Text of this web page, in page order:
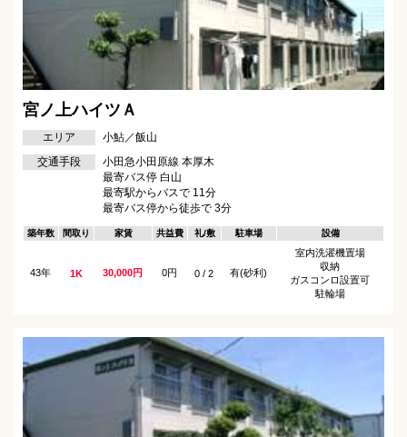
宮ノ上ハイツＡ
エリア
小鮎／飯山
交通手段
小田急小田原線 本厚木
最寄バス停 白山
最寄駅からバスで 11分
最寄バス停から徒歩で 3分
築年数 間取り 家賃 共益費 礼/敷 駐車場 設備
43年 1K 30,000円 0円 0 / 2 有(砂利)
室内洗濯機置場
収納
ガスコンロ設置可
駐輪場